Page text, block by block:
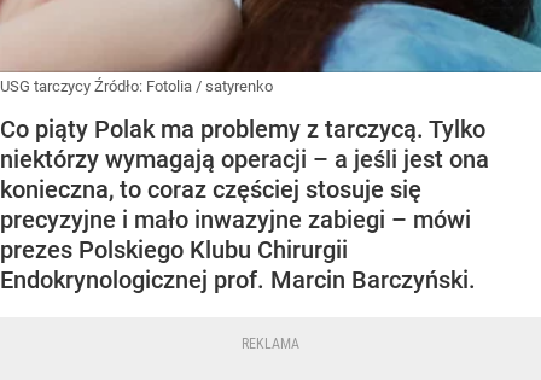
USG tarczycy Źródło: Fotolia / satyrenko
Co piąty Polak ma problemy z tarczycą. Tylko
niektórzy wymagają operacji – a jeśli jest ona
konieczna, to coraz częściej stosuje się
precyzyjne i mało inwazyjne zabiegi – mówi
prezes Polskiego Klubu Chirurgii
Endokrynologicznej prof. Marcin Barczyński.